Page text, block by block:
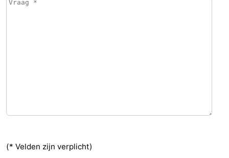
(* Velden zijn verplicht)